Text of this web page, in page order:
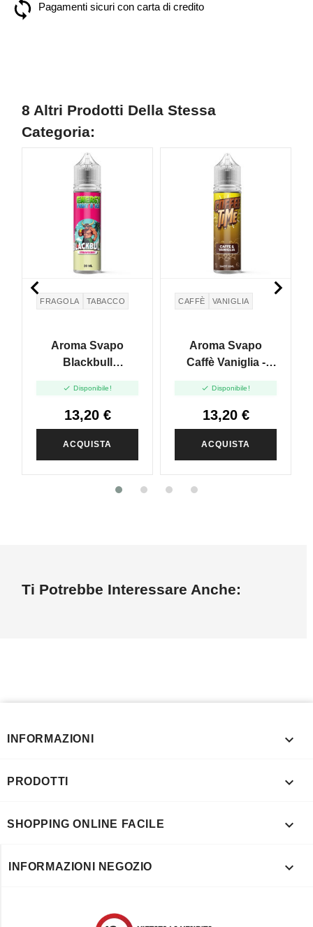
Pagamenti sicuri con carta di credito
8 Altri Prodotti Della Stessa
Categoria:
FRAGOLA TABACCO
Aroma Svapo
Blackbull
Energy Fruit Ice -
Shot 20 In 60ml
 Disponibile!
13,20 €
ACQUISTA
CAFFÈ VANIGLIA
Aroma Svapo
Caffè Vaniglia -
20 In 60ml
 Disponibile!
13,20 €
ACQUISTA
 
Ti Potrebbe Interessare Anche:
INFORMAZIONI 
PRODOTTI 
SHOPPING ONLINE FACILE 
INFORMAZIONI NEGOZIO 